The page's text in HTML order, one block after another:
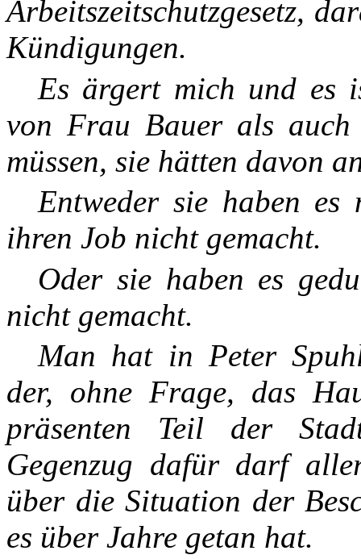
Arbeitszeitschutzgesetz,
Kündigungen.
Es ärgert mich und es
von Frau Bauer als auch
müssen, sie hätten davon
Entweder sie haben es
ihren Job nicht gemacht.
Oder sie haben es
nicht gemacht.
Man hat in Peter
der, ohne Frage, das
präsenten Teil der
Gegenzug dafür darf
über die Situation der
es über Jahre getan hat.